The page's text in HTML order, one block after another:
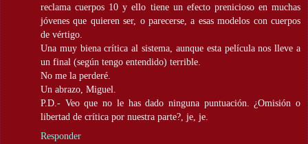
reclama cuerpos 10 y ello tiene un efecto prenicioso en muchas
jóvenes que quieren ser, o parecerse, a esas modelos con cuerpos
de vértigo.
Una muy biena crítica al sistema, aunque esta película nos lleve a
un final (según tengo entendido) terrible.
No me la perderé.
Un abrazo, Miguel.
P.D.- Veo que no le has dado ninguna puntuación. ¿Omisión o
libertad de crítica por nuestra parte?, je, je.
Responder